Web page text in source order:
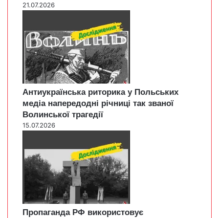
21.07.2026
Антиукраїнська риторика у Польських
медіа напередодні річниці так званої
Волинської трагедії
15.07.2026
Пропаганда РФ використовує